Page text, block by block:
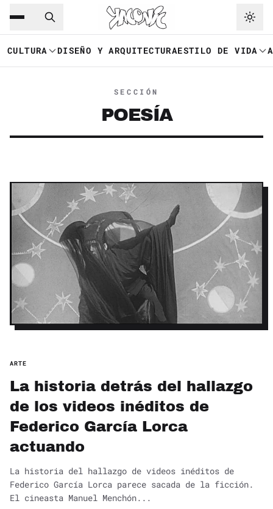
Saltar al contenido principal
CULTURA DISEÑO Y ARQUITECTURAESTILO DE VIDA
SECCIÓN
POESÍA
ARTE
La historia detrás del hallazgo
de los videos inéditos de
Federico García Lorca
actuando
La historia del hallazgo de videos inéditos de
Federico García Lorca parece sacada de la ficción.
El cineasta Manuel Menchón...